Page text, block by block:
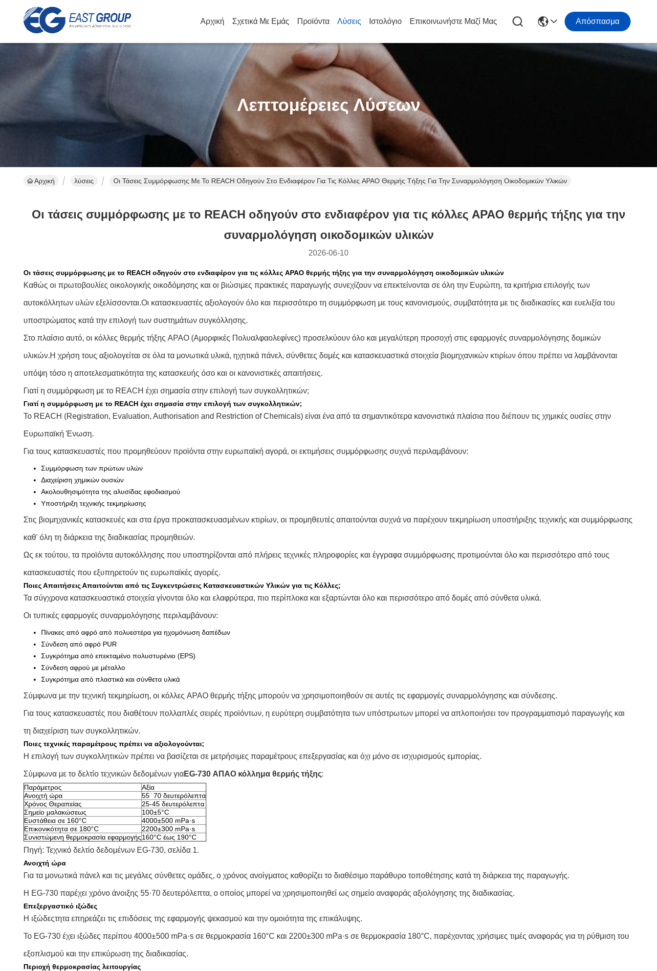
Αρχική Σχετικά Με Εμάς Προϊόντα Λύσεις Ιστολόγιο Επικοινωνήστε Μαζί Μας Απόσπασμα
Λεπτομέρειες Λύσεων
Αρχική λύσεις Οι Τάσεις Συμμόρφωσης Με Το REACH Οδηγούν Στο Ενδιαφέρον Για Τις Κόλλες APAO Θερμής Τήξης Για Την Συναρμολόγηση Οικοδομικών Υλικών
Οι τάσεις συμμόρφωσης με το REACH οδηγούν στο ενδιαφέρον για τις κόλλες APAO θερμής τήξης για την
συναρμολόγηση οικοδομικών υλικών
2026-06-10
Οι τάσεις συμμόρφωσης με το REACH οδηγούν στο ενδιαφέρον για τις κόλλες APAO θερμής τήξης για την συναρμολόγηση οικοδομικών υλικών
Καθώς οι πρωτοβουλίες οικολογικής οικοδόμησης και οι βιώσιμες πρακτικές παραγωγής συνεχίζουν να επεκτείνονται σε όλη την Ευρώπη, τα κριτήρια επιλογής των
αυτοκόλλητων υλών εξελίσσονται.Οι κατασκευαστές αξιολογούν όλο και περισσότερο τη συμμόρφωση με τους κανονισμούς, συμβατότητα με τις διαδικασίες και ευελιξία του
υποστρώματος κατά την επιλογή των συστημάτων συγκόλλησης.
Στο πλαίσιο αυτό, οι κόλλες θερμής τήξης APAO (Αμορφικές Πολυαλφαολεφίνες) προσελκύουν όλο και μεγαλύτερη προσοχή στις εφαρμογές συναρμολόγησης δομικών
υλικών.Η χρήση τους αξιολογείται σε όλα τα μονωτικά υλικά, ηχητικά πάνελ, σύνθετες δομές και κατασκευαστικά στοιχεία βιομηχανικών κτιρίων όπου πρέπει να λαμβάνονται
υπόψη τόσο η αποτελεσματικότητα της κατασκευής όσο και οι κανονιστικές απαιτήσεις.
Γιατί η συμμόρφωση με το REACH έχει σημασία στην επιλογή των συγκολλητικών;
Γιατί η συμμόρφωση με το REACH έχει σημασία στην επιλογή των συγκολλητικών;
Το REACH (Registration, Evaluation, Authorisation and Restriction of Chemicals) είναι ένα από τα σημαντικότερα κανονιστικά πλαίσια που διέπουν τις χημικές ουσίες στην
Ευρωπαϊκή Ένωση.
Για τους κατασκευαστές που προμηθεύουν προϊόντα στην ευρωπαϊκή αγορά, οι εκτιμήσεις συμμόρφωσης συχνά περιλαμβάνουν:
Συμμόρφωση των πρώτων υλών
Διαχείριση χημικών ουσιών
Ακολουθησιμότητα της αλυσίδας εφοδιασμού
Υποστήριξη τεχνικής τεκμηρίωσης
Στις βιομηχανικές κατασκευές και στα έργα προκατασκευασμένων κτιρίων, οι προμηθευτές απαιτούνται συχνά να παρέχουν τεκμηρίωση υποστήριξης τεχνικής και συμμόρφωσης
καθ' όλη τη διάρκεια της διαδικασίας προμηθειών.
Ως εκ τούτου, τα προϊόντα αυτοκόλλησης που υποστηρίζονται από πλήρεις τεχνικές πληροφορίες και έγγραφα συμμόρφωσης προτιμούνται όλο και περισσότερο από τους
κατασκευαστές που εξυπηρετούν τις ευρωπαϊκές αγορές.
Ποιες Απαιτήσεις Απαιτούνται από τις Συγκεντρώσεις Κατασκευαστικών Υλικών για τις Κόλλες;
Τα σύγχρονα κατασκευαστικά στοιχεία γίνονται όλο και ελαφρύτερα, πιο περίπλοκα και εξαρτώνται όλο και περισσότερο από δομές από σύνθετα υλικά.
Οι τυπικές εφαρμογές συναρμολόγησης περιλαμβάνουν:
Πίνακες από αφρό από πολυεστέρα για ηχομόνωση δαπέδων
Σύνδεση από αφρό PUR
Συγκρότημα από επεκταμένο πολυστυρένιο (EPS)
Σύνδεση αφρού με μέταλλο
Συγκρότημα από πλαστικά και σύνθετα υλικά
Σύμφωνα με την τεχνική τεκμηρίωση, οι κόλλες APAO θερμής τήξης μπορούν να χρησιμοποιηθούν σε αυτές τις εφαρμογές συναρμολόγησης και σύνδεσης.
Για τους κατασκευαστές που διαθέτουν πολλαπλές σειρές προϊόντων, η ευρύτερη συμβατότητα των υπόστρωτων μπορεί να απλοποιήσει τον προγραμματισμό παραγωγής και
τη διαχείριση των συγκολλητικών.
Ποιες τεχνικές παραμέτρους πρέπει να αξιολογούνται;
Η επιλογή των συγκολλητικών πρέπει να βασίζεται σε μετρήσιμες παραμέτρους επεξεργασίας και όχι μόνο σε ισχυρισμούς εμπορίας.
Σύμφωνα με το δελτίο τεχνικών δεδομένων γιαEG-730 ΑΠΑΟ κόλλημα θερμής τήξης:
Παράμετρος
Αξία
Ανοιχτή ώρα
55 ̇ 70 δευτερόλεπτα
Χρόνος Θεραπείας
25-45 δευτερόλεπτα
Σημείο μαλακώσεως
100±5°C
Ευστάθεια σε 160°C
4000±500 mPa·s
Επικονικότητα σε 180°C
2200±300 mPa·s
Συνιστώμενη θερμοκρασία εφαρμογής160°C έως 190°C
Πηγή: Τεχνικό δελτίο δεδομένων EG-730, σελίδα 1.
Ανοιχτή ώρα
Για τα μονωτικά πάνελ και τις μεγάλες σύνθετες ομάδες, ο χρόνος ανοίγματος καθορίζει το διαθέσιμο παράθυρο τοποθέτησης κατά τη διάρκεια της παραγωγής.
Η EG-730 παρέχει χρόνο άνοιξης 55·70 δευτερόλεπτα, ο οποίος μπορεί να χρησιμοποιηθεί ως σημείο αναφοράς αξιολόγησης της διαδικασίας.
Επεξεργαστικό ιξώδες
Η ιξώδεςτητα επηρεάζει τις επιδόσεις της εφαρμογής ψεκασμού και την ομοιότητα της επικάλυψης.
Το EG-730 έχει ιξώδες περίπου 4000±500 mPa·s σε θερμοκρασία 160°C και 2200±300 mPa·s σε θερμοκρασία 180°C, παρέχοντας χρήσιμες τιμές αναφοράς για τη ρύθμιση του
εξοπλισμού και την επικύρωση της διαδικασίας.
Περιοχή θερμοκρασίας λειτουργίας